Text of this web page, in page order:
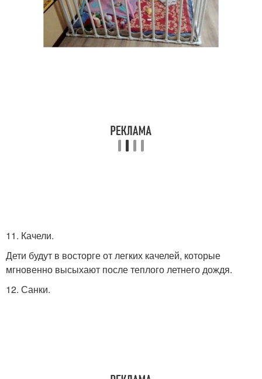
11. Качели.
Дети будут в восторге от легких качелей, которые
мгновенно высыхают после теплого летнего дождя.
12. Санки.